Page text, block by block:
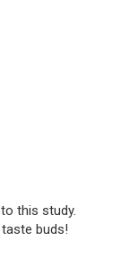
this study.
buds!